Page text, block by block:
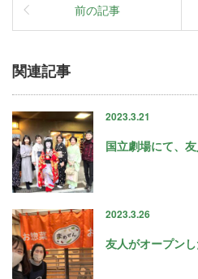
前の記事
関連記事
2023.3.21
国立劇場にて、
2023.3.26
友人がオープン